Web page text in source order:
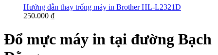
Hướng dẫn thay trống máy in Brother HL-L2321D
250.000 ₫
Đổ mực máy in tại đường Bạch